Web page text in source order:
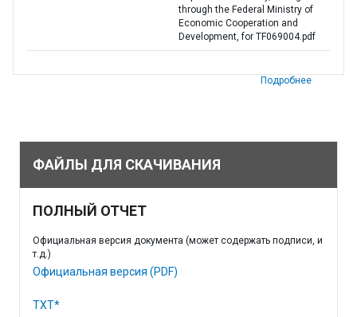
through the Federal Ministry of
Economic Cooperation and
Development, for TF069004.pdf
Подробнее
ФАЙЛЫ ДЛЯ СКАЧИВАНИЯ
ПОЛНЫЙ ОТЧЕТ
Официальная версия документа (может содержать подписи, и
т.д.)
Официальная версия (PDF)
TXT*